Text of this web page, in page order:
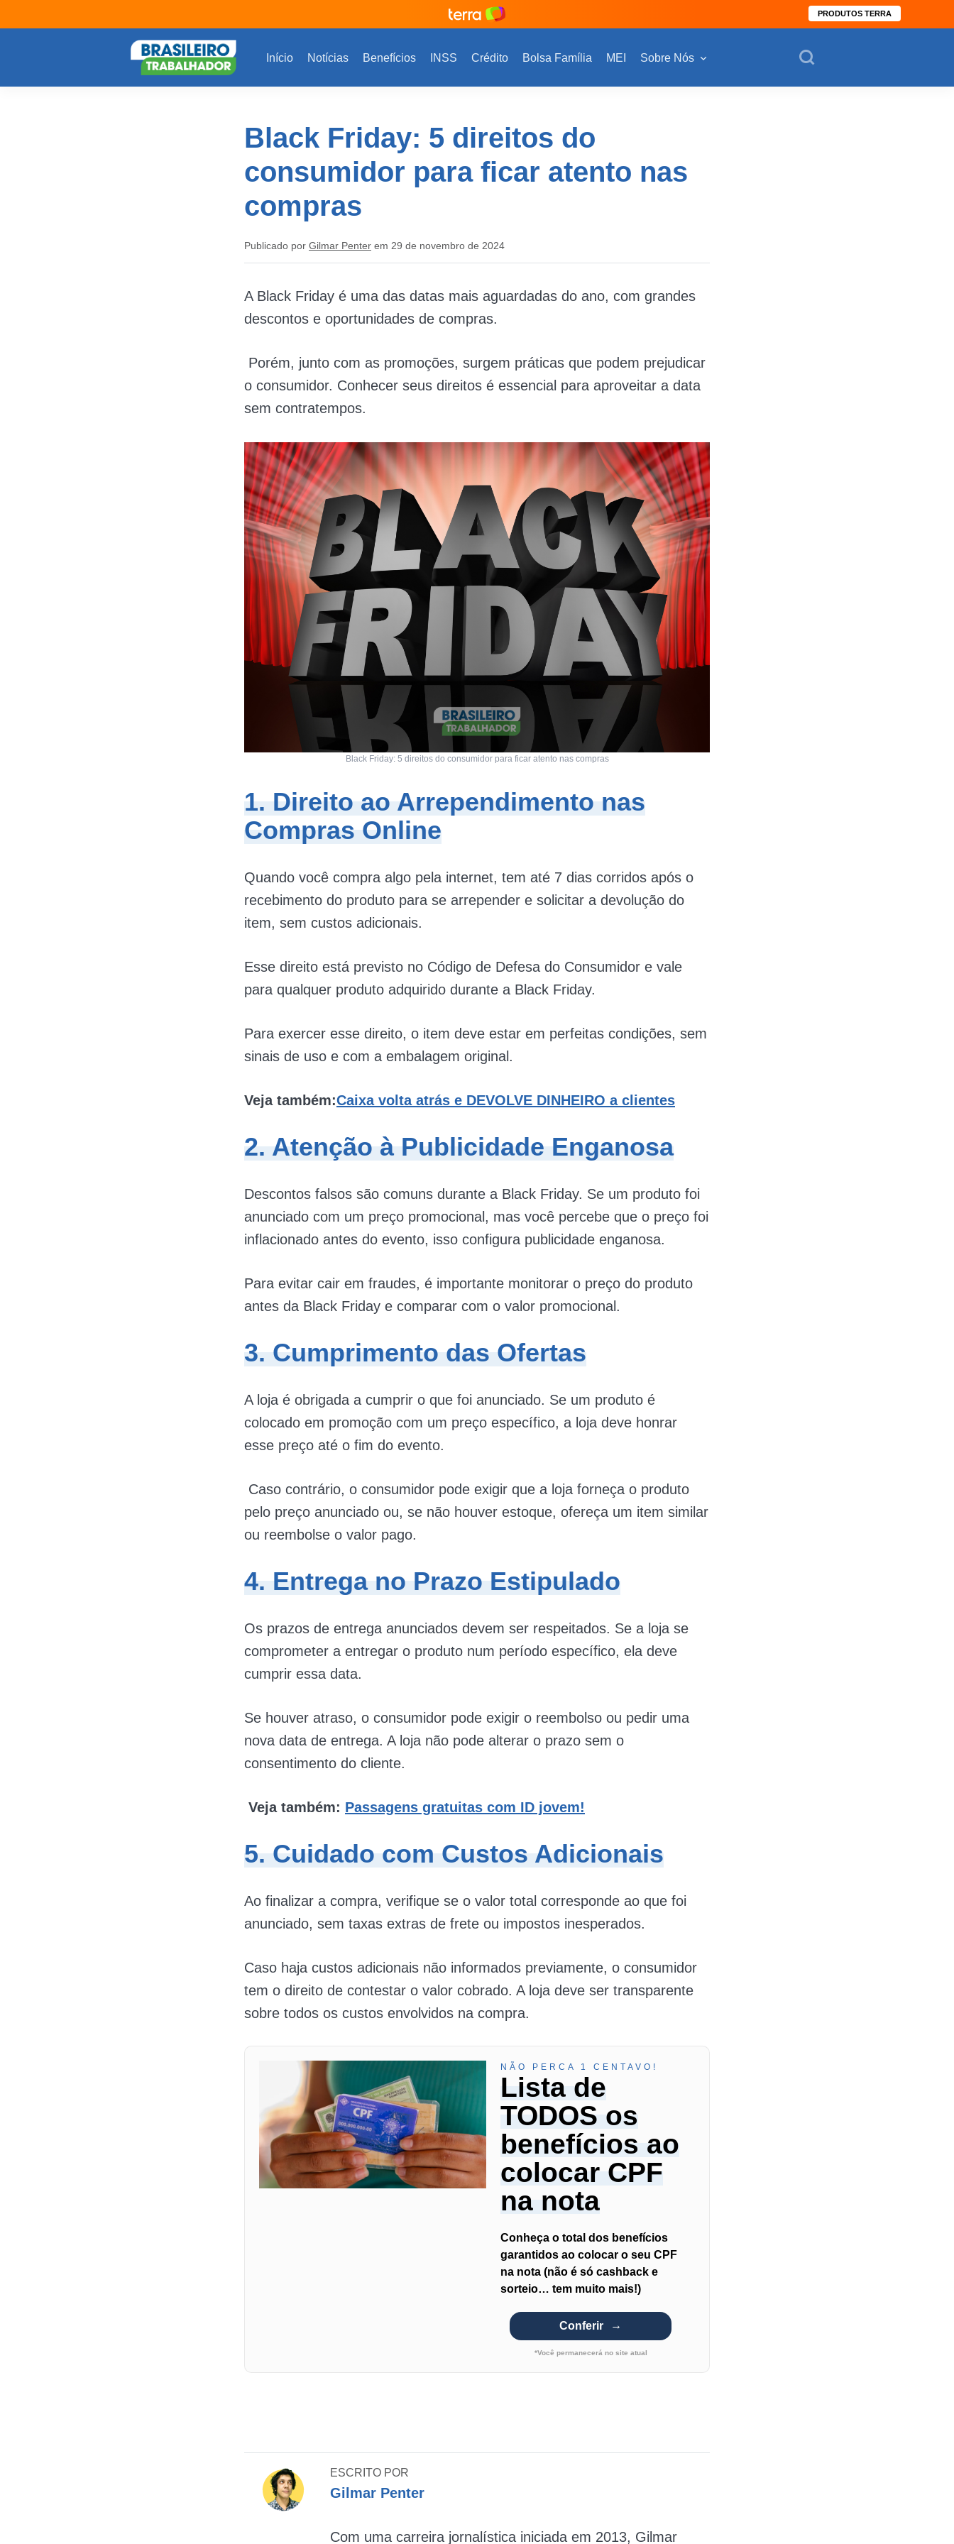
PRODUTOS TERRA
Início Notícias Benefícios INSS Crédito Bolsa Família MEI Sobre Nós
Black Friday: 5 direitos do
consumidor para ficar atento nas
compras
Publicado por Gilmar Penter em 29 de novembro de 2024
A Black Friday é uma das datas mais aguardadas do ano, com grandes
descontos e oportunidades de compras.
Porém, junto com as promoções, surgem práticas que podem prejudicar
o consumidor. Conhecer seus direitos é essencial para aproveitar a data
sem contratempos.
Black Friday: 5 direitos do consumidor para ficar atento nas compras
1. Direito ao Arrependimento nas
Compras Online
Quando você compra algo pela internet, tem até 7 dias corridos após o
recebimento do produto para se arrepender e solicitar a devolução do
item, sem custos adicionais.
Esse direito está previsto no Código de Defesa do Consumidor e vale
para qualquer produto adquirido durante a Black Friday.
Para exercer esse direito, o item deve estar em perfeitas condições, sem
sinais de uso e com a embalagem original.
Veja também:Caixa volta atrás e DEVOLVE DINHEIRO a clientes
2. Atenção à Publicidade Enganosa
Descontos falsos são comuns durante a Black Friday. Se um produto foi
anunciado com um preço promocional, mas você percebe que o preço foi
inflacionado antes do evento, isso configura publicidade enganosa.
Para evitar cair em fraudes, é importante monitorar o preço do produto
antes da Black Friday e comparar com o valor promocional.
3. Cumprimento das Ofertas
A loja é obrigada a cumprir o que foi anunciado. Se um produto é
colocado em promoção com um preço específico, a loja deve honrar
esse preço até o fim do evento.
Caso contrário, o consumidor pode exigir que a loja forneça o produto
pelo preço anunciado ou, se não houver estoque, ofereça um item similar
ou reembolse o valor pago.
4. Entrega no Prazo Estipulado
Os prazos de entrega anunciados devem ser respeitados. Se a loja se
comprometer a entregar o produto num período específico, ela deve
cumprir essa data.
Se houver atraso, o consumidor pode exigir o reembolso ou pedir uma
nova data de entrega. A loja não pode alterar o prazo sem o
consentimento do cliente.
Veja também: Passagens gratuitas com ID jovem!
5. Cuidado com Custos Adicionais
Ao finalizar a compra, verifique se o valor total corresponde ao que foi
anunciado, sem taxas extras de frete ou impostos inesperados.
Caso haja custos adicionais não informados previamente, o consumidor
tem o direito de contestar o valor cobrado. A loja deve ser transparente
sobre todos os custos envolvidos na compra.
NÃO PERCA 1 CENTAVO!
Lista de
TODOS os
benefícios ao
colocar CPF
na nota
Conheça o total dos benefícios
garantidos ao colocar o seu CPF
na nota (não é só cashback e
sorteio… tem muito mais!)
Conferir
*Você permanecerá no site atual
ESCRITO POR
Gilmar Penter
Com uma carreira jornalística iniciada em 2013, Gilmar